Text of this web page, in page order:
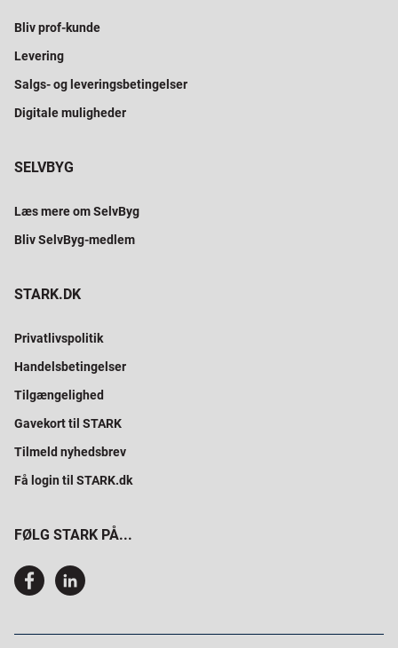
Bliv prof-kunde
Levering
Salgs- og leveringsbetingelser
Digitale muligheder
SELVBYG
Læs mere om SelvByg
Bliv SelvByg-medlem
STARK.DK
Privatlivspolitik
Handelsbetingelser
Tilgængelighed
Gavekort til STARK
Tilmeld nyhedsbrev
Få login til STARK.dk
FØLG STARK PÅ...